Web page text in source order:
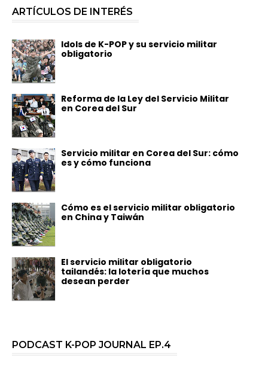
ARTÍCULOS DE INTERÉS
Idols de K-POP y su servicio militar
obligatorio
Reforma de la Ley del Servicio Militar
en Corea del Sur
Servicio militar en Corea del Sur: cómo
es y cómo funciona
Cómo es el servicio militar obligatorio
en China y Taiwán
El servicio militar obligatorio
tailandés: la lotería que muchos
desean perder
PODCAST K-POP JOURNAL EP.4